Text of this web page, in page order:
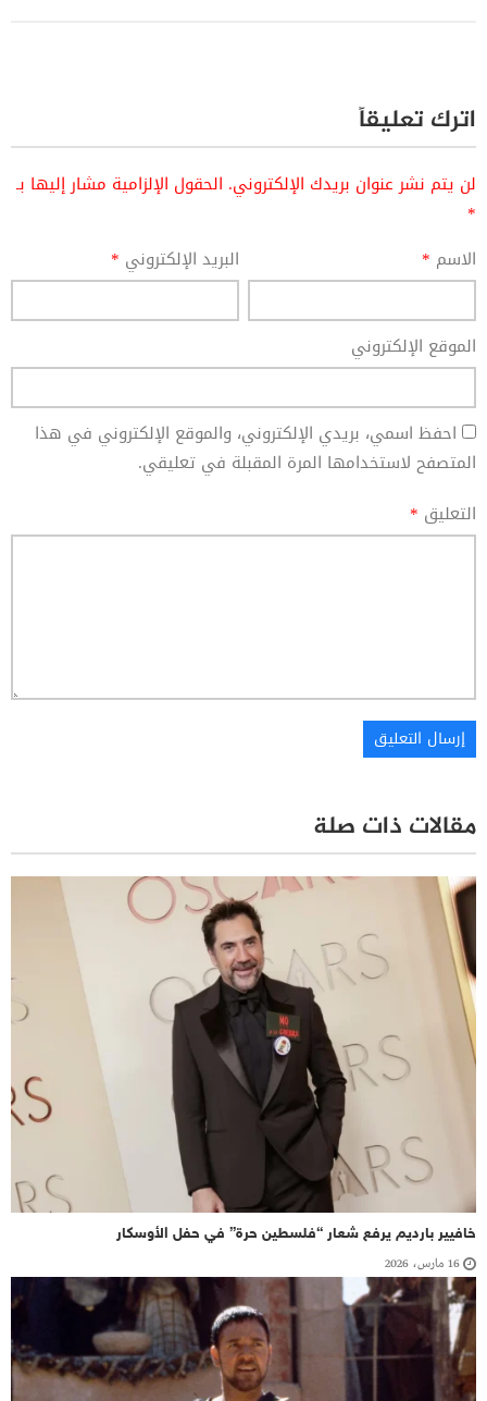
اترك تعليقاً
لن يتم نشر عنوان بريدك الإلكتروني. الحقول الإلزامية مشار إليها بـ
*
الاسم * البريد الإلكتروني *
الموقع الإلكتروني
احفظ اسمي، بريدي الإلكتروني، والموقع الإلكتروني في هذا
المتصفح لاستخدامها المرة المقبلة في تعليقي.
التعليق *
مقالات ذات صلة
خافيير بارديم يرفع شعار “فلسطين حرة” في حفل الأوسكار
16 مارس، 2026